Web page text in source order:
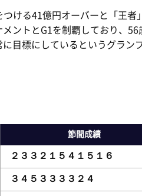
ける41億円オーバーと「王者
ントとG1を制覇しており、56
目標にしているというグラン
節間成績
２３３２１５４１５１６
３４５３３３３２４